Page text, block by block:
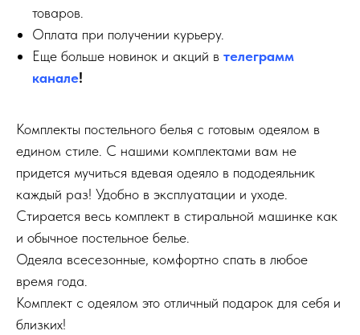
товаров.
Оплата при получении курьеру.
Еще больше новинок и акций в телеграмм
канале!
Комплекты постельного белья с готовым одеялом в
едином стиле. С нашими комплектами вам не
придется мучиться вдевая одеяло в пододеяльник
каждый раз! Удобно в эксплуатации и уходе.
Стирается весь комплект в стиральной машинке как
и обычное постельное белье.
Одеяла всесезонные, комфортно спать в любое
время года.
Комплект с одеялом это отличный подарок для себя и
близких!